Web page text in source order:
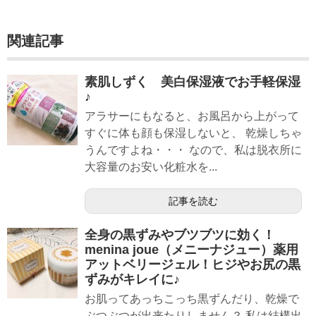
関連記事
素肌しずく 美白保湿液でお手軽保湿
♪
アラサーにもなると、お風呂から上がって
すぐに体も顔も保湿しないと、 乾燥しちゃ
うんですよね・・・ なので、私は脱衣所に
大容量のお安い化粧水を...
記事を読む
全身の黒ずみやブツブツに効く！
menina joue（メニーナジュー）薬用
アットベリージェル！ヒジやお尻の黒
ずみがキレイに♪
お肌ってあっちこっち黒ずんだり、乾燥で